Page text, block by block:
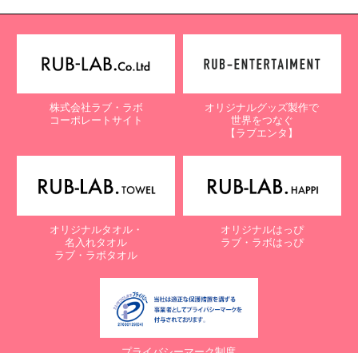
株式会社ラブ・ラボ
コーポレートサイト
オリジナルグッズ製作で
世界をつなぐ
【ラブエンタ】
オリジナルタオル・
名入れタオル
ラブ・ラボタオル
オリジナルはっぴ
ラブ・ラボはっぴ